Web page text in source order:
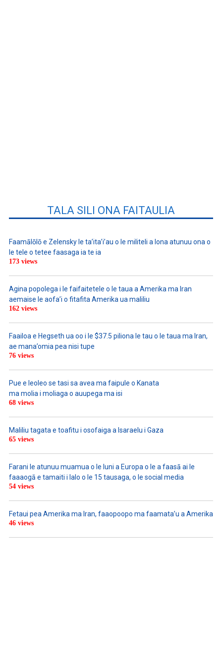
TALA SILI ONA FAITAULIA
Faamālōlō e Zelensky le ta’ita’i’au o le militeli a lona atunuu ona o
le tele o tetee faasaga ia te ia
173 views
Agina popolega i le faifaitetele o le taua a Amerika ma Iran
aemaise le aofa’i o fitafita Amerika ua maliliu
162 views
Faailoa e Hegseth ua oo i le $37.5 piliona le tau o le taua ma Iran,
ae mana’omia pea nisi tupe
76 views
Pue e leoleo se tasi sa avea ma faipule o Kanata
ma molia i moliaga o auupega ma isi
68 views
Maliliu tagata e toafitu i osofaiga a Isaraelu i Gaza
65 views
Farani le atunuu muamua o le Iuni a Europa o le a faasā ai le
faaaogā e tamaiti i lalo o le 15 tausaga, o le social media
54 views
Fetaui pea Amerika ma Iran, faaopoopo ma faamata’u a Amerika
46 views